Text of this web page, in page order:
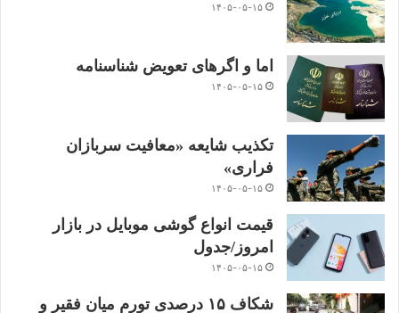
۱۴۰۵-۰۵-۱۵
اما و اگرهای تعویض شناسنامه
۱۴۰۵-۰۵-۱۵
تکذیب شایعه «معافیت سربازان
فراری»
۱۴۰۵-۰۵-۱۵
قیمت انواع گوشی موبایل در بازار
امروز/جدول
۱۴۰۵-۰۵-۱۵
شکاف ۱۵ درصدی تورم میان فقیر و